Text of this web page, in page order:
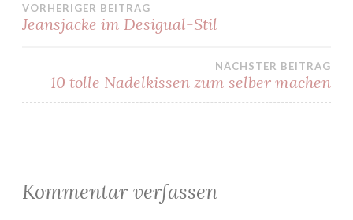
Beitragsnavigation
VORHERIGER BEITRAG
Jeansjacke im Desigual-Stil
NÄCHSTER BEITRAG
10 tolle Nadelkissen zum selber machen
Kommentar verfassen